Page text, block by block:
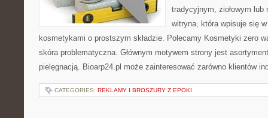
tradycyjnym, ziołowym lub
witryna, która wpisuje się
kosmetykami o prostszym składzie. Polecamy Kosmetyki zero
skóra problematyczna. Głównym motywem strony jest
pielęgnacją. Bioarp24.pl może zainteresować zarówno klientów
CATEGORIES: REKLAMY I BROSZURY Z EPOKI